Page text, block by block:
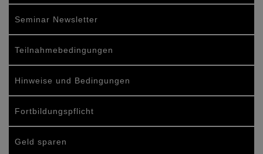
Seminar Newsletter
Teilnahmebedingungen
Hinweise und Bedingungen
Fortbildungspflicht
Geld sparen